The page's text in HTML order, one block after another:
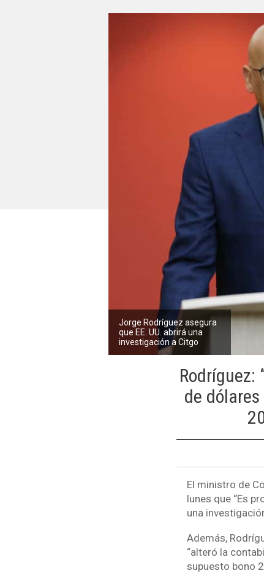
Jorge Rodríguez asegura
que EE. UU. abrirá una
investigación a Citgo
de
El ministro de
lunes que “Es
una
Además,
“alteró la
supuesto bono